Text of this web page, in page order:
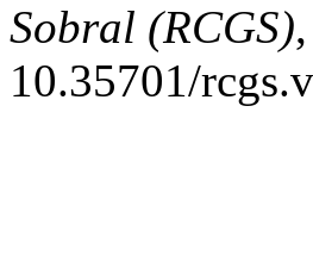
Sobral (RCGS)
10.35701/